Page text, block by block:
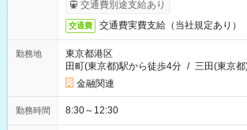
交通費別途支給あり
交通費 交通費実費支給（当社規定あり）
勤務地
東京都港区
田町(東京都)駅から徒歩4分 / 三田(東京
金融関連
勤務時間 8:30～12:30